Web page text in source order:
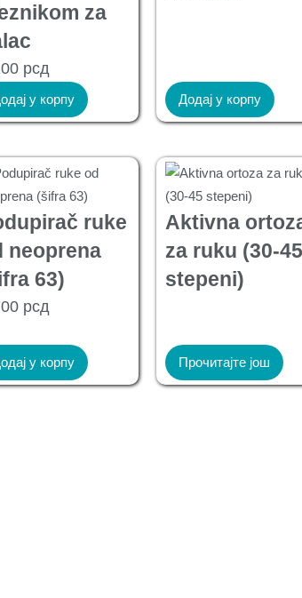
za
рсд
у корпу Додај у корпу
ruke
neoprena
63)
рсд
у корпу
Aktivna
za ruku (30-45
stepeni)
Прочитајте још